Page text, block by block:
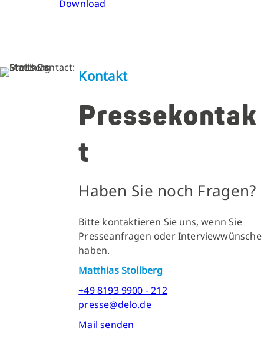
Download
Kontakt
Pressekontak
t
Haben Sie noch Fragen?
Bitte kontaktieren Sie uns, wenn Sie
Presseanfragen oder Interviewwünsche
haben.
Matthias Stollberg
+49 8193 9900 - 212
presse@delo.de
Mail senden